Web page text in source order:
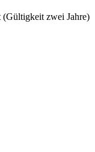
zwei Jahre)